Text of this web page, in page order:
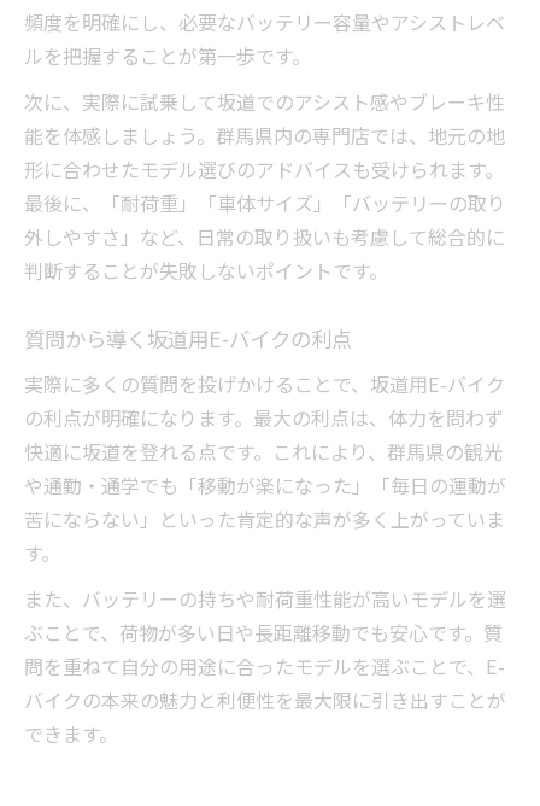
頻度を明確にし、必要なバッテリー容量やアシストレベ
ルを把握することが第一歩です。
次に、実際に試乗して坂道でのアシスト感やブレーキ性
能を体感しましょう。群馬県内の専門店では、地元の地
形に合わせたモデル選びのアドバイスも受けられます。
最後に、「耐荷重」「車体サイズ」「バッテリーの取り
外しやすさ」など、日常の取り扱いも考慮して総合的に
判断することが失敗しないポイントです。
質問から導く坂道用E-バイクの利点
実際に多くの質問を投げかけることで、坂道用E-バイク
の利点が明確になります。最大の利点は、体力を問わず
快適に坂道を登れる点です。これにより、群馬県の観光
や通勤・通学でも「移動が楽になった」「毎日の運動が
苦にならない」といった肯定的な声が多く上がっていま
す。
また、バッテリーの持ちや耐荷重性能が高いモデルを選
ぶことで、荷物が多い日や長距離移動でも安心です。質
問を重ねて自分の用途に合ったモデルを選ぶことで、E-
バイクの本来の魅力と利便性を最大限に引き出すことが
できます。